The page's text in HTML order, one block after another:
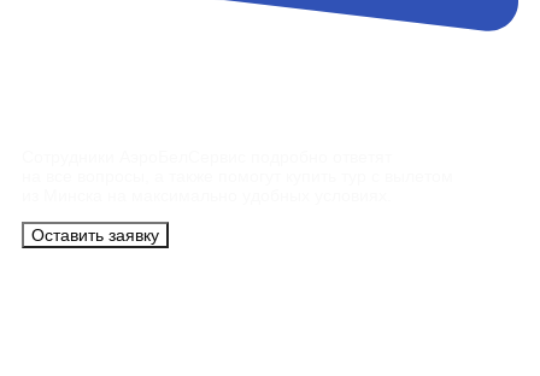
Оставить заявку